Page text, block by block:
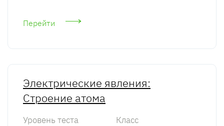
Перейти
Электрические явления:
Строение атома
Уровень теста Класс